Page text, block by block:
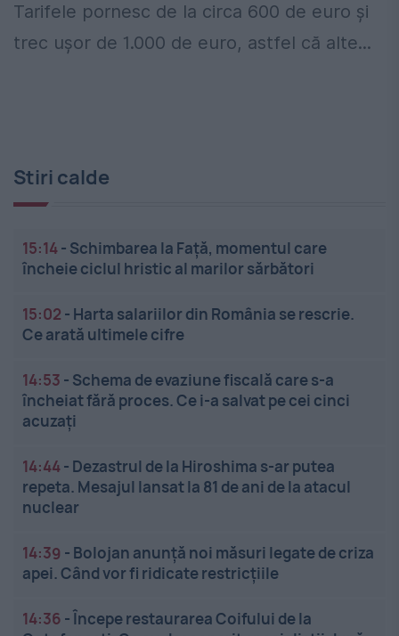
Tarifele pornesc de la circa 600 de euro şi
trec uşor de 1.000 de euro, astfel că alte...
Stiri calde
15:14- Schimbarea la Față, momentul care
încheie ciclul hristic al marilor sărbători
15:02 - Harta salariilor din România se rescrie.
Ce arată ultimele cifre
14:53 - Schema de evaziune fiscală care s-a
încheiat fără proces. Ce i-a salvat pe cei cinci
acuzați
14:44- Dezastrul de la Hiroshima s-ar putea
repeta. Mesajul lansat la 81 de ani de la atacul
nuclear
14:39 - Bolojan anunță noi măsuri legate de criza
apei. Când vor fi ridicate restricțiile
14:36 -Începe restaurarea Coifului de la